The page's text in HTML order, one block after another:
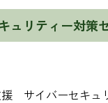
経営
その他
商工
リティー対策
サイバーセキ